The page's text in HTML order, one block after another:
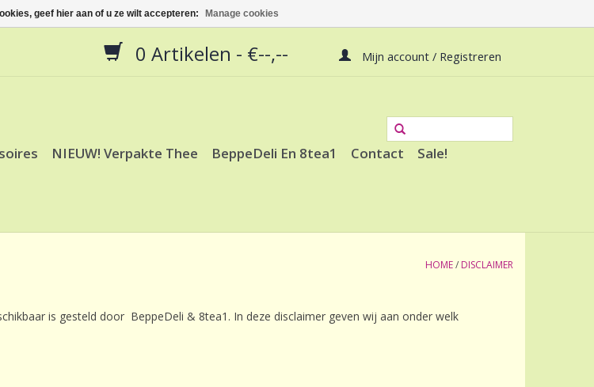
0 Artikelen - €--,-- Mijn account / Registreren
NIEUW! Verpakte Thee BeppeDeli En 8tea1 Contact
Sale!
HOME/ DISCLAIMER
is gesteld door BeppeDeli & 8tea1. In deze disclaimer geven wij aan onder welk
geef hier aan of u ze wilt accepteren: Manage cookies